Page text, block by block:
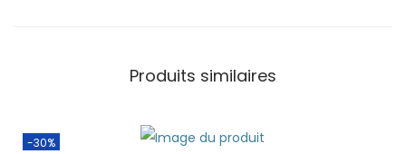
Produits similaires
-30%